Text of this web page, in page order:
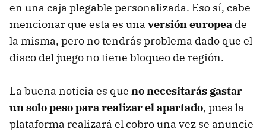
en una caja plegable personalizada. Eso sí, cabe
mencionar que esta es una versión europea de
la misma, pero no tendrás problema dado que el
disco del juego no tiene bloqueo de región.
La buena noticia es que no necesitarás gastar
un solo peso para realizar el apartado, pues la
plataforma realizará el cobro una vez se anuncie